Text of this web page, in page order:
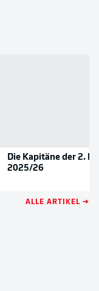
Die Kapitäne der 2.
2025/26
ALLE ARTIKEL →